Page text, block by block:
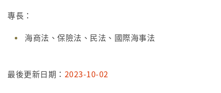
專長：
海商法、保險法、民法、國際海事法
最後更新日期： 2023-10-02